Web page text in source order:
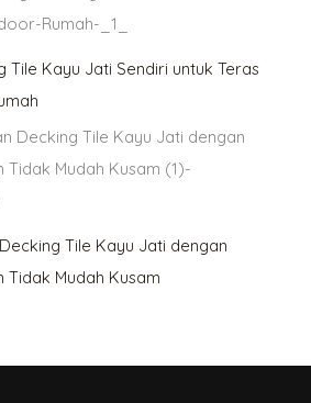
Tile Kayu Jati Sendiri untuk Teras
Tile Kayu Jati dengan
Mudah Kusam